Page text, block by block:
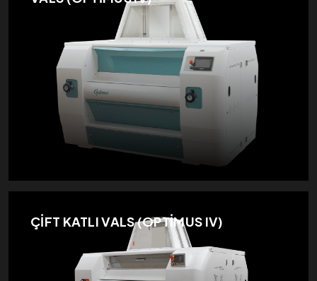
ÇİFT KATLI VALS (OPTİMUS IV)